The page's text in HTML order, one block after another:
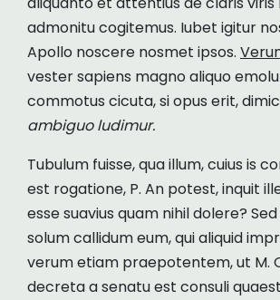
admonitu cogitemus. Iubet igitur
Apollo noscere nosmet ipsos.
vester sapiens magno aliquo
commotus cicuta, si opus erit,
ambiguo ludimur.
Tubulum fuisse, qua illum, cuius is
est rogatione, P. An potest, inquit
esse suavius quam nihil dolere?
solum callidum eum, qui aliquid
verum etiam praepotentem, ut M.
decreta a senatu est consuli